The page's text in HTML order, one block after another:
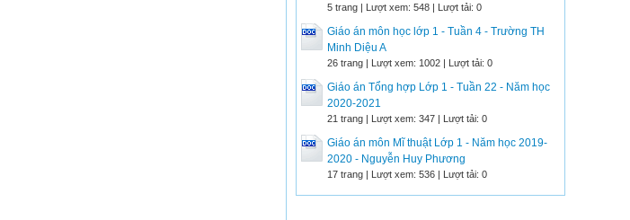
5 trang | Lượt xem: 548 | Lượt tải: 0
Giáo án môn học lớp 1 - Tuần 4 - Trường TH
Minh Diệu A
26 trang | Lượt xem: 1002 | Lượt tải: 0
Giáo án Tổng hợp Lớp 1 - Tuần 22 - Năm học
2020-2021
21 trang | Lượt xem: 347 | Lượt tải: 0
Giáo án môn Mĩ thuật Lớp 1 - Năm học 2019-
2020 - Nguyễn Huy Phương
17 trang | Lượt xem: 536 | Lượt tải: 0